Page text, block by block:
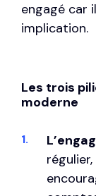
engagé car
implication.
Les trois
moderne